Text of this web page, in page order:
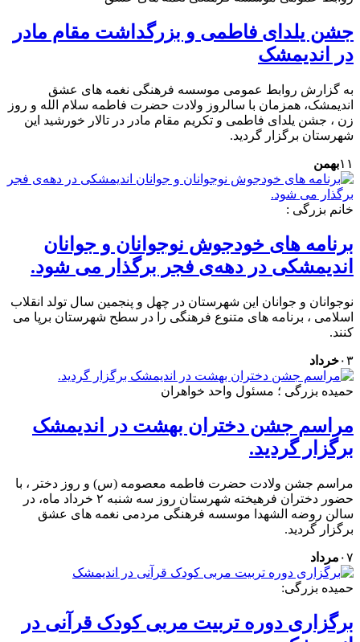
جشن یلدای فاطمی و بزرگداشت مقام مادر
در اندیمشک
به گزارش روابط عمومی موسسه فرهنگی نغمه های عشق
اندیمشک، همزمان با سالروز ولادت حضرت فاطمه سلام الله و روز
زن ، جشن یلدای فاطمی و تکریم مقام مادر در تالار خورشید این
شهرستان برگزار گردید.
۱۱بهمن
خانم بزرگی :
برنامه های خودجوش نوجوانان و جوانان
اندیمشکی در دهه‌ی فجر برگذار می شود.
نوجوانان و جوانان این شهرستان در چهل و پنجمین سال تولد انقلاب
اسلامی ، برنامه های متنوع فرهنگی را در سطح شهرستان برپا می
کنند.
۰۳خرداد
حمیده بزرگی ؛ مسئول واحد خواهران
مراسم جشن دختران بهشت در اندیمشک
برگزار گردید.
مراسم جشن ولادت حضرت فاطمه معصومه (س) و روز دختر ، با
حضور دختران فرهیخته شهرستان روز سه شنبه ۲ خرداد ماه، در
سالن روضه الشهدا موسسه فرهنگی مردمی نغمه های عشق
برگزار گردید.
۰۷ مرداد
حمیده بزرگی:
برگزاری دوره تربیت مربی کودک قرآنی در